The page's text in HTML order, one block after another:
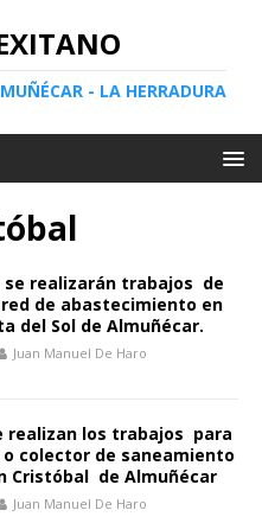
- LA HERRADURA
se realizarán trabajos de
de abastecimiento en
del Sol de Almuñécar.
Juan Manuel De Haro
realizan los trabajos para
colector de saneamiento
Cristóbal de Almuñécar
Juan Manuel De Haro